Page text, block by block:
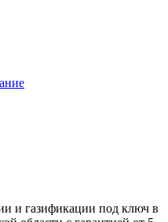
и газификации под ключ в